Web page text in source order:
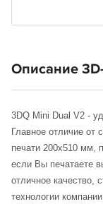
Описание
3DQ Mini Dual V2 -
Главное отличие от
печати 200х510 мм,
если Вы печатаете
отличное качество,
технологии